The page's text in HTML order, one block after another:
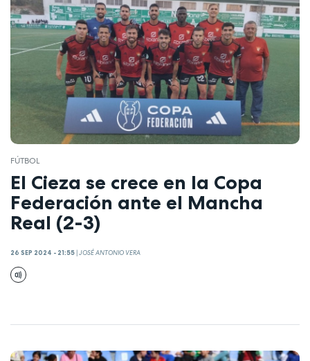
FÚTBOL
El Cieza se crece en la Copa
Federación ante el Mancha
Real (2-3)
26 SEP 2024 - 21:55 JOSÉ ANTONIO VERA